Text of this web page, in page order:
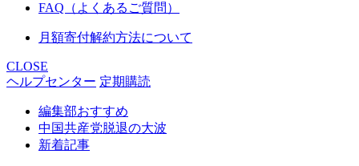
FAQ（よくあるご質問）
月額寄付解約方法について
CLOSE
ヘルプセンター 定期購読
編集部おすすめ
中国共産党脱退の大波
新着記事